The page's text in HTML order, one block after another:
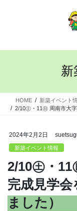
新
HOME
新築イベント
2/10㊏・11㊐ 周南市大
2024年2月2日
新築イベント情報
2/10㊏・
完成見学
ました）